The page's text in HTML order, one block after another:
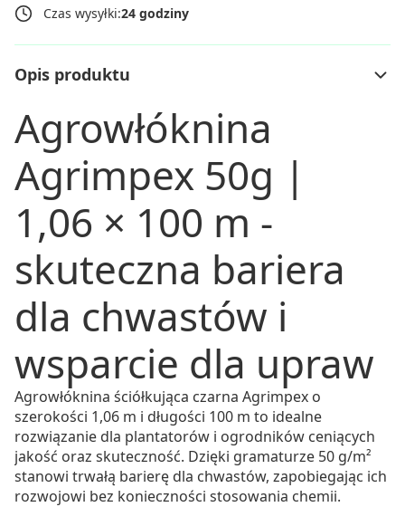
Czas wysyłki:24 godziny
Opis produktu
Agrowłóknina
Agrimpex 50g |
1,06 × 100 m -
skuteczna bariera
dla chwastów i
wsparcie dla upraw
Agrowłóknina ściółkująca czarna Agrimpex o
szerokości 1,06 m i długości 100 m to idealne
rozwiązanie dla plantatorów i ogrodników ceniących
jakość oraz skuteczność. Dzięki gramaturze 50 g/m²
stanowi trwałą barierę dla chwastów, zapobiegając ich
rozwojowi bez konieczności stosowania chemii.